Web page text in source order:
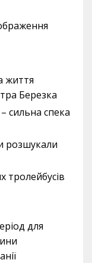
життя
Березка
сильна спека
розшукали
тролейбусів
для